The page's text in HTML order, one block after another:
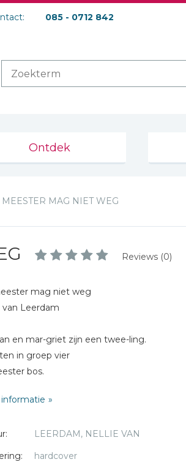
085 - 0712 842
Ontdek
MEESTER MAG NIET WEG
Reviews (0)
mag niet weg
van Leerdam
en mar-griet zijn een twee-ling.
in groep vier
bos.
zijn niet leuk zegt gert-jan.
ter bos zucht.
niet beter gaat met de som-men
LEERDAM, NELLIE VAN
hardcover